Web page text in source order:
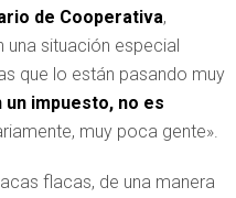
de Cooperativa,
una situación especial
que lo están pasando muy
impuesto, no es
muy poca gente».
flacas, de una manera